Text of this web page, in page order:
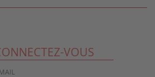
VOUS